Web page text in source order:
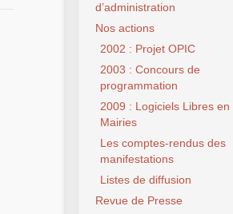
d’administration
Nos actions
2002 : Projet OPIC
2003 : Concours de
programmation
2009 : Logiciels Libres en
Mairies
Les comptes-rendus des
manifestations
Listes de diffusion
Revue de Presse